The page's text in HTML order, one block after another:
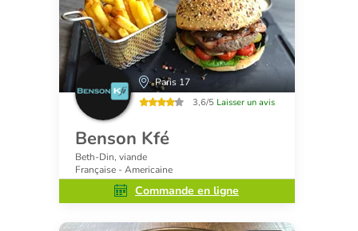
Paris 17
3,6/5 Laisser un avis
Benson Kfé
Beth-Din, viande
Française - Americaine
Commande en ligne